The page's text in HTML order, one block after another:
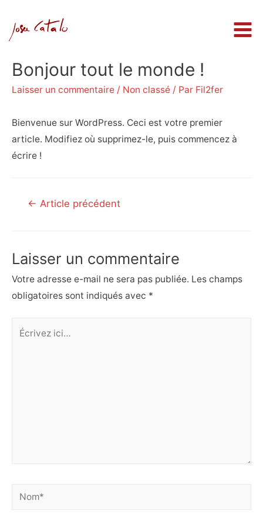
Bonjour tout le monde !
Laisser un commentaire / Non classé / Par Fil2fer
Bienvenue sur WordPress. Ceci est votre premier
article. Modifiez où supprimez-le, puis commencez à
écrire !
Navigation
← Article précédent
Laisser un commentaire
Votre adresse e-mail ne sera pas publiée. Les champs
obligatoires sont indiqués avec *
Écrivez
Nom*